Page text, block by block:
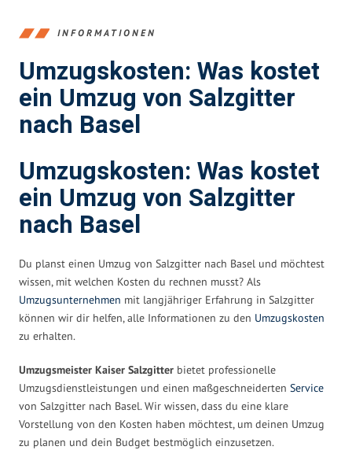
INFORMATIONEN
Umzugskosten: Was kostet
ein Umzug von Salzgitter
nach Basel
Umzugskosten: Was kostet
ein Umzug von Salzgitter
nach Basel
Du planst einen Umzug von Salzgitter nach Basel und möchtest
wissen, mit welchen Kosten du rechnen musst? Als
Umzugsunternehmen mit langjähriger Erfahrung in Salzgitter
können wir dir helfen, alle Informationen zu den Umzugskosten
zu erhalten.
Umzugsmeister Kaiser Salzgitter bietet professionelle
Umzugsdienstleistungen und einen maßgeschneiderten Service
von Salzgitter nach Basel. Wir wissen, dass du eine klare
Vorstellung von den Kosten haben möchtest, um deinen Umzug
zu planen und dein Budget bestmöglich einzusetzen.